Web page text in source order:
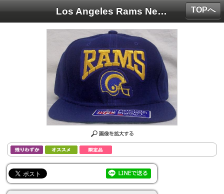
Los Angeles Rams New Era Vintage SnapBack Cap "Helmet"/ ロサンゼルス ラムズ ニューエラ ヴィンテージ スナップバック キャップ "ヘルメット柄" TOPへ